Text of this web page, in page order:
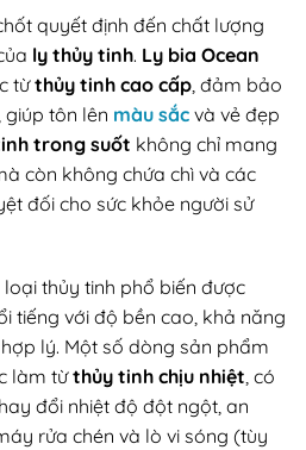
quyết định đến chất lượng
ly thủy tinh. Ly bia Ocean
từthủy tinh cao cấp , đảm bảo
giúp tôn lên màu sắc và vẻ đẹp
trong suốt không chỉ mang
còn không chứa chì và các
đối cho sức khỏe người sử
loại thủy tinh phổ biến được
tiếng với độ bền cao, khả năng
lý. Một số dòng sản phẩm
làm từthủy tinh chịu nhiệt, có
đổi nhiệt độ đột ngột, an
rửa chén và lò vi sóng (tùy